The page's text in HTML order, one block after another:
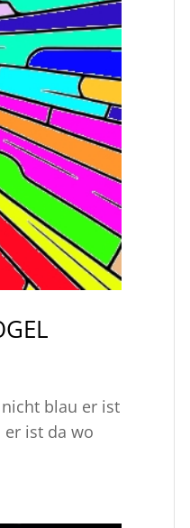
blau er ist
ist da wo